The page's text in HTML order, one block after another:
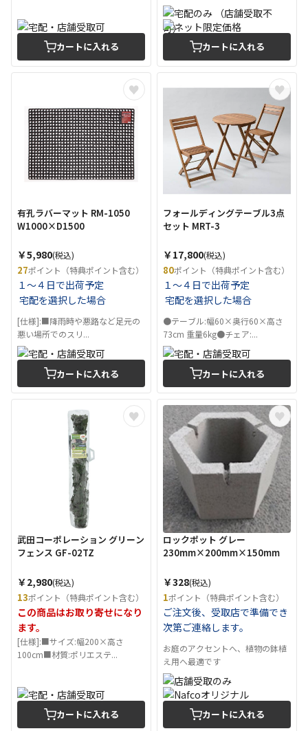
カートに入れる カートに入れる
有孔ラバーマット RM-1050
W1000×D1500
￥5,980(税込)
27ポイント（特典ポイント含む）
１～４日で出荷予定
宅配を選択した場合
[仕様]:■降雨時や悪路など足元の
悪い場所でのスリ...
カートに入れる
フォールディングテーブル3点
セット MRT-3
￥17,800(税込)
80ポイント（特典ポイント含む）
１～４日で出荷予定
宅配を選択した場合
●テーブル:幅60×奥行60×高さ
73cm 重量6kg●チェア:...
カートに入れる
武田コーポレーション グリーン
フェンス GF-02TZ
￥2,980(税込)
13ポイント（特典ポイント含む）
この商品はお取り寄せになり
ます。
[仕様]:■サイズ:幅200×高さ
100cm■材質:ポリエステ...
カートに入れる
ロックポット グレー
230mm×200mm×150mm
￥328(税込)
1ポイント（特典ポイント含む）
ご注文後、受取店で準備でき
次第ご連絡します。
お庭のアクセントへ、植物の鉢植
え用へ最適です
カートに入れる